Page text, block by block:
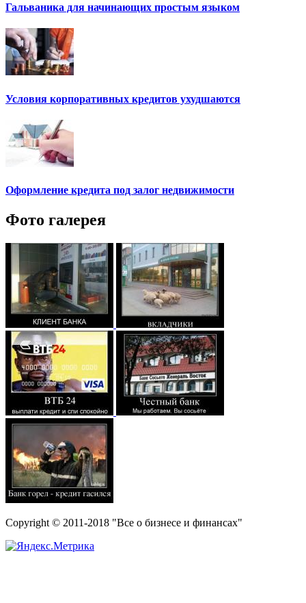
Гальваника для начинающих простым языком
Условия корпоративных кредитов ухудшаются
Оформление кредита под залог недвижимости
Фото галерея
Copyright © 2011-2018 "Все о бизнесе и финансах"